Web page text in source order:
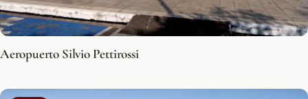
Aeropuerto Silvio Pettirossi